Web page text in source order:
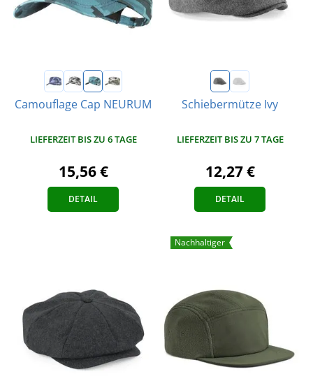
Camouflage Cap NEURUM
LIEFERZEIT BIS ZU 6 TAGE
15,56 €
DETAIL
Schiebermütze Ivy
LIEFERZEIT BIS ZU 7 TAGE
12,27 €
DETAIL
Nachhaltiger